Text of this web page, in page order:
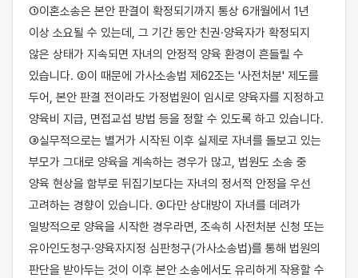
①이혼소송은 본안 판결이 확정되기까지 통상 6개월에서 1년
이상 소요될 수 있는데, 그 기간 동안 친권·양육자가 확정되지
않은 상태가 지속되면 자녀의 안정적 양육 환경이 흔들릴 수
있습니다. ②이 때문에 가사소송법 제62조는 '사전처분' 제도를
두어, 본안 판결 전이라도 가정법원이 임시로 양육자를 지정하고
양육비 지급, 면접교섭 방법 등을 정할 수 있도록 하고 있습니다.
③실무적으로는 별거가 시작된 이후 실제로 자녀를 돌보고 있는
부모가 그대로 양육을 계속하는 경우가 많고, 법원도 소송 중
양육 현상을 함부로 뒤집기보다는 자녀의 정서적 안정을 우선
고려하는 경향이 있습니다. ④다만 상대방이 자녀를 데려가
일방적으로 양육을 시작한 경우라면, 조속히 사전처분 신청 또는
유아인도청구·양육자지정 심판청구(가사소송법)를 통해 법원의
판단을 받아두는 것이 이후 본안 소송에서도 유리하게 작용할 수